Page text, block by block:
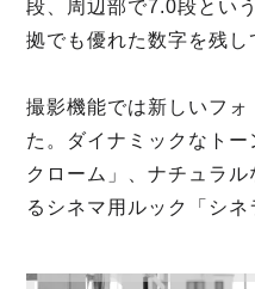
段、周辺部で7.0段とい
拠でも優れた数字を残し
撮影機能では新しいフ
た。ダイナミックなト
クローム」、ナチュラ
るシネマ用ルック「シネ